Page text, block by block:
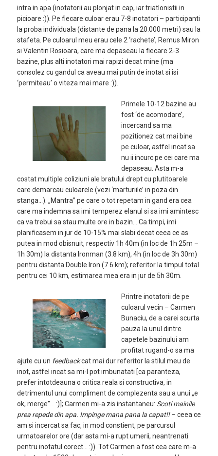
intra in apa (inotatorii au plonjat in cap, iar triatlonistii in
picioare :)). Pe fiecare culoar erau 7-8 inotatori – participanti
la proba individuala (distante de pana la 20.000 metri) sau la
stafeta. Pe culoarul meu erau cele 2 ‘rachete’, Remus Miron
si Valentin Rosioara, care ma depaseau la fiecare 2-3
bazine, plus alti inotatori mai rapizi decat mine (ma
consolez cu gandul ca aveau mai putin de inotat si isi
‘permiteau’ o viteza mai mare :)).
Primele 10-12 bazine au
fost ‘de acomodare’,
incercand sa ma
pozitionez cat mai bine
pe culoar, astfel incat sa
nu ii incurc pe cei care ma
depaseau. Asta m-a
costat multiple coliziuni ale bratului drept cu plutitoarele
care demarcau culoarele (vezi ‘marturiile’ in poza din
stanga…). „Mantra” pe care o tot repetam in gand era cea
care ma indemna sa imi temperez elanul si sa imi amintesc
ca va trebui sa stau multe ore in bazin… Ca timpi, imi
planificasem in jur de 10-15% mai slabi decat ceea ce as
putea in mod obisnuit, respectiv 1h 40m (in loc de 1h 25m –
1h 30m) la distanta Ironman (3.8 km), 4h (in loc de 3h 30m)
pentru distanta Double Iron (7.6 km); referitor la timpul total
pentru cei 10 km, estimarea mea era in jur de 5h 30m.
Printre inotatorii de pe
culoarul vecin – Carmen
Bunaciu, de a carei scurta
pauza la unul dintre
capetele bazinului am
profitat rugand-o sa ma
ajute cu un feedbackcat mai dur referitor la stilul meu de
inot, astfel incat sa mi-l pot imbunatati [ca paranteza,
prefer intotdeauna o critica reala si constructiva, in
detrimentul unui compliment de complezenta sau a unui „e
ok, merge”… :)]; Carmen mi-a zis instantaneu: Scoti mainile
prea repede din apa. Impinge mana pana la capat!!– ceea ce
am si incercat sa fac, in mod constient, pe parcursul
urmatoarelor ore (dar asta mi-a rupt umerii, neantrenati
pentru inotatul corect… :)). Tot Carmen a fost cea care m-a